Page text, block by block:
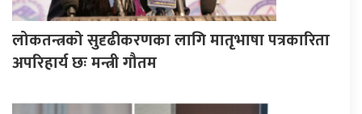
लोकतन्त्रको सुदृढीकरणका लागि मातृभाषा पत्रकारिता
अपरिहार्य छः मन्त्री गौतम